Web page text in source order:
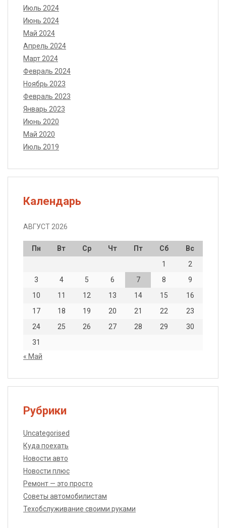
Июль 2024
Июнь 2024
Май 2024
Апрель 2024
Март 2024
Февраль 2024
Ноябрь 2023
Февраль 2023
Январь 2023
Июнь 2020
Май 2020
Июль 2019
Календарь
АВГУСТ 2026
Пн Вт Ср Чт Пт Сб
Вс
1
2
3
4 5 6 7 8
9
10
11 12 13 14 15
16
17
18 19 20 21 22
23
24
25 26 27 28 29
30
31
« Май
Рубрики
Uncategorised
Куда поехать
Новости авто
Новости плюс
Ремонт — это просто
Советы автомобилистам
Техобслуживание своими руками